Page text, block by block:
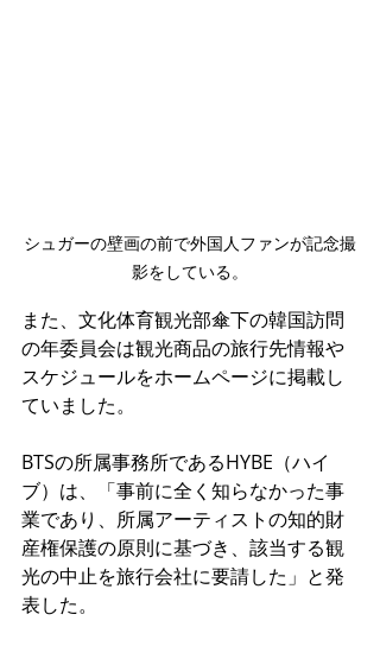
シュガーの壁画の前で外国人ファンが記念撮
影をしている。
また、文化体育観光部傘下の韓国訪問
の年委員会は観光商品の旅行先情報や
スケジュールをホームページに掲載し
ていました。
BTSの所属事務所であるHYBE（ハイ
ブ）は、「事前に全く知らなかった事
業であり、所属アーティストの知的財
産権保護の原則に基づき、該当する観
光の中止を旅行会社に要請した」と発
表した。